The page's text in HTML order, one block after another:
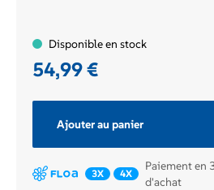
54,99€
Disponible en stock
Ajouter au panier
3X 4X
Paiement en
d'achat